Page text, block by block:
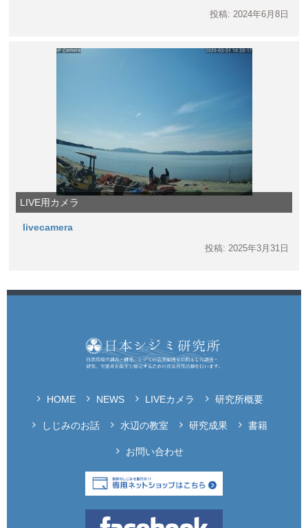
投稿: 2024年6月8日
LIVE用カメラ
livecamera
投稿: 2025年3月31日
HOME NEWS LIVEカメラ 研究所概要
しじみのお話 水辺の教室 研究成果 書籍
お問い合わせ